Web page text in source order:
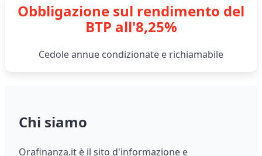
Obbligazione sul rendimento del
BTP all'8,25%
Cedole annue condizionate e richiamabile
Chi siamo
Orafinanza.it è il sito d'informazione e